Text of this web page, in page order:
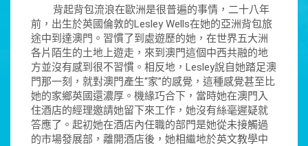
背起背包流浪在歐洲是很普遍的事情，二十八年
前，出生於英國倫敦的Lesley Wells在她的亞洲背包旅
途中到達澳門。習慣了到處遊歷的她，在世界五大洲
各片陌生的土地上遊走，來到澳門這個中西共融的地
方並沒有感到很不習慣。相反地，Lesley說自她踏足澳
門那一刻，就對澳門產生“家”的感覺，這種感覺甚至比
她的家鄉英國還濃厚。機緣巧合下，當時她在澳門入
住酒店的經理邀請她留下來工作，她沒有絲毫遲疑就
答應了。起初她在酒店內任職的部門是她從未接觸過
的市場發展部，離開酒店後，她相繼地於英文教學中